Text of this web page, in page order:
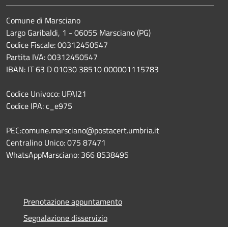
Comune di Marsciano
Largo Garibaldi, 1 - 06055 Marsciano (PG)
Codice Fiscale: 00312450547
Partita IVA: 00312450547
IBAN: IT 63 D 01030 38510 000001115783
Codice Univoco: UFAI21
Codice IPA: c_e975
PEC:comune.marsciano@postacert.umbria.it
Centralino Unico: 075 87471
WhatsAppMarsciano: 366 8538495
Prenotazione appuntamento
Segnalazione disservizio